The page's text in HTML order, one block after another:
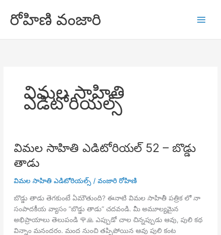
content
రోహిణి వంజారి
విమల సాహితి
ఎడిటోరియల్స్
విమల సాహితి ఎడిటోరియల్ 52 – బొడ్డు
తాడు
విమల సాహితి ఎడిటోరియల్స్ / వంజారి రోహిణి
బొడ్డు తాడు తెగకుంటే ఏమౌతుంది? ఈనాటి విమల సాహితీ పత్రిక లో నా
సంపాదకీయ వ్యాసం “బొడ్డు తాడు” చదవండి. మీ అమూల్యమైన
అభిప్రాయాలు తెలుపండి 🌹🙏 ఎప్పుడో చాల చిన్నప్పుడు ఆవు, పులి కథ
విన్నాం మనందరం. మంద నుంచి తప్పిపోయిన ఆవు పులి కంట